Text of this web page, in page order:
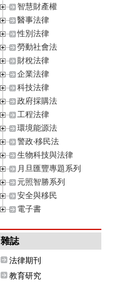
智慧財產權
醫事法律
性別法律
勞動社會法
財稅法律
企業法律
科技法律
政府採購法
工程法律
環境能源法
警政‧移民法
生物科技與法律
月旦匯豐專題系列
元照智勝系列
安全與移民
電子書
雜誌
法律期刊
教育研究